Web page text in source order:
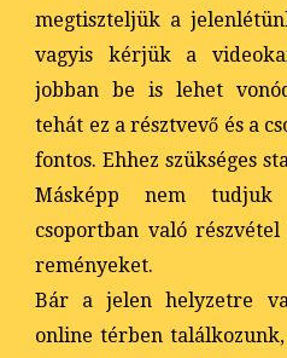
megtiszteljük a
vagyis kérjük a
jobban be is lehet
tehát ez a résztvevő és a
fontos. Ehhez szükséges
Másképp nem
csoportban való
reményeket.
Bár a jelen helyzetre
online térben